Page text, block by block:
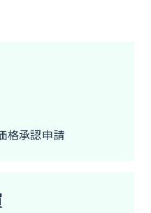
格承認申請